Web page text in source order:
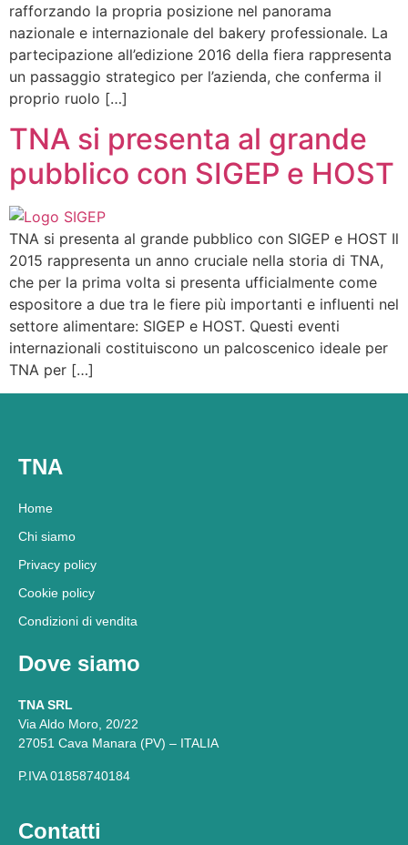
rafforzando la propria posizione nel panorama
nazionale e internazionale del bakery professionale. La
partecipazione all’edizione 2016 della fiera rappresenta
un passaggio strategico per l’azienda, che conferma il
proprio ruolo […]
TNA si presenta al grande
pubblico con SIGEP e HOST
TNA si presenta al grande pubblico con SIGEP e HOST Il
2015 rappresenta un anno cruciale nella storia di TNA,
che per la prima volta si presenta ufficialmente come
espositore a due tra le fiere più importanti e influenti nel
settore alimentare: SIGEP e HOST. Questi eventi
internazionali costituiscono un palcoscenico ideale per
TNA per […]
TNA
Home
Chi siamo
Privacy policy
Cookie policy
Condizioni di vendita
Dove siamo
TNA SRL
Via Aldo Moro, 20/22
27051 Cava Manara (PV) – ITALIA
P.IVA 01858740184
Contatti